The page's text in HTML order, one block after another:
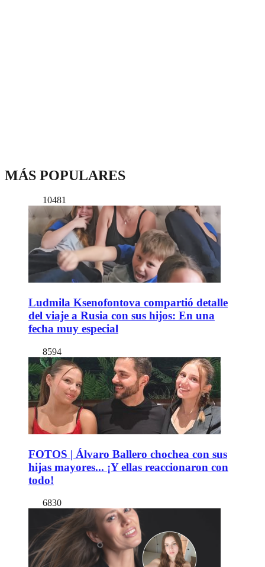
MÁS POPULARES
10481
Ludmila Ksenofontova compartió detalle
del viaje a Rusia con sus hijos: En una
fecha muy especial
8594
FOTOS | Álvaro Ballero chochea con sus
hijas mayores... ¡Y ellas reaccionaron con
todo!
6830